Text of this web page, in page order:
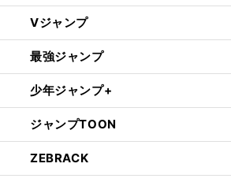
Vジャンプ
最強ジャンプ
少年ジャンプ+
ジャンプTOON
ZEBRACK